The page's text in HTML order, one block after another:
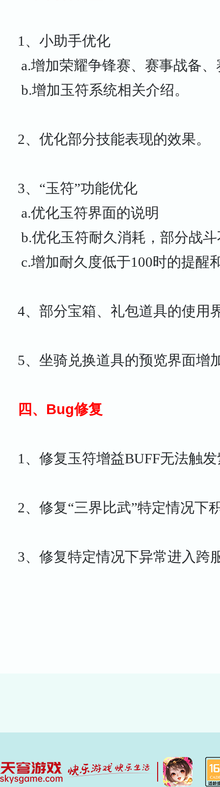
1、小助手优化
a.增加荣耀争锋赛、赛事战备
b.增加玉符系统相关介绍。
2、优化部分技能表现的效果。
3、“玉符”功能优化
a.优化玉符界面的说明
b.优化玉符耐久消耗，部分战
c.增加耐久度低于100时的提醒
4、部分宝箱、礼包道具的使用
5、 坐骑兑换道具的预览界面增
四、Bug修复
1、修复玉符增益BUFF无法触
2、修复“三界比武”特定情况下
3、修复特定情况下异常进入跨